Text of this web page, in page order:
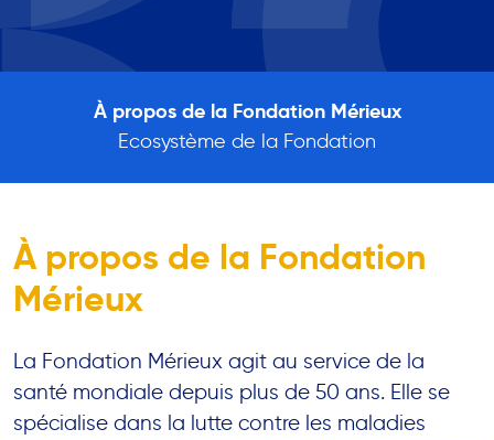
À propos de la Fondation Mérieux
Ecosystème de la Fondation
À propos de la Fondation
Mérieux
La Fondation Mérieux agit au service de la
santé mondiale depuis plus de 50 ans. Elle se
spécialise dans la lutte contre les maladies